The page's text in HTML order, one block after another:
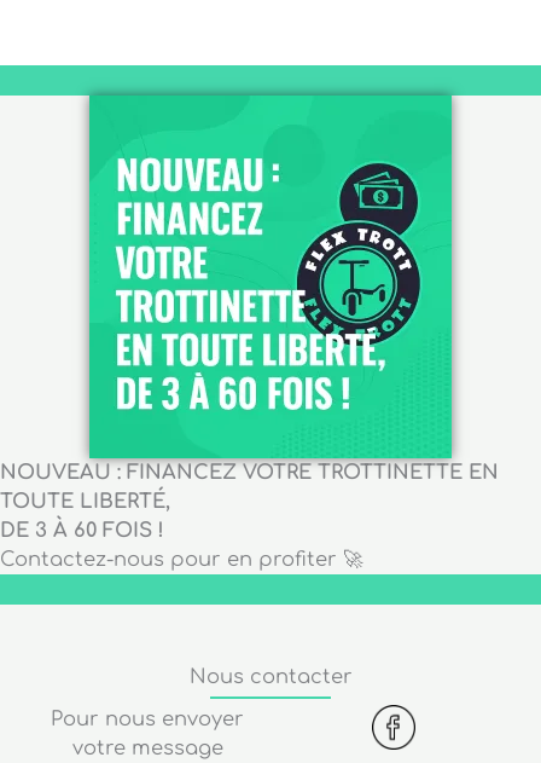
NOUVEAU : FINANCEZ VOTRE TROTTINETTE EN
TOUTE LIBERTÉ,
DE 3 À 60 FOIS !
Contactez-nous pour en profiter 🚀
Nous contacter
Pour nous envoyer
votre message